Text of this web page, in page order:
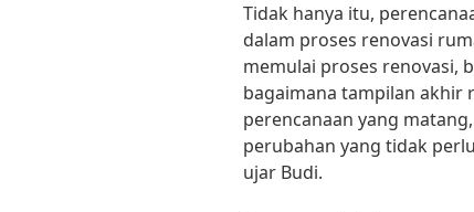
Tidak hanya itu,
dalam proses renovasi
memulai proses renovasi,
bagaimana tampilan akhir
perencanaan yang
perubahan yang tidak
ujar Budi.